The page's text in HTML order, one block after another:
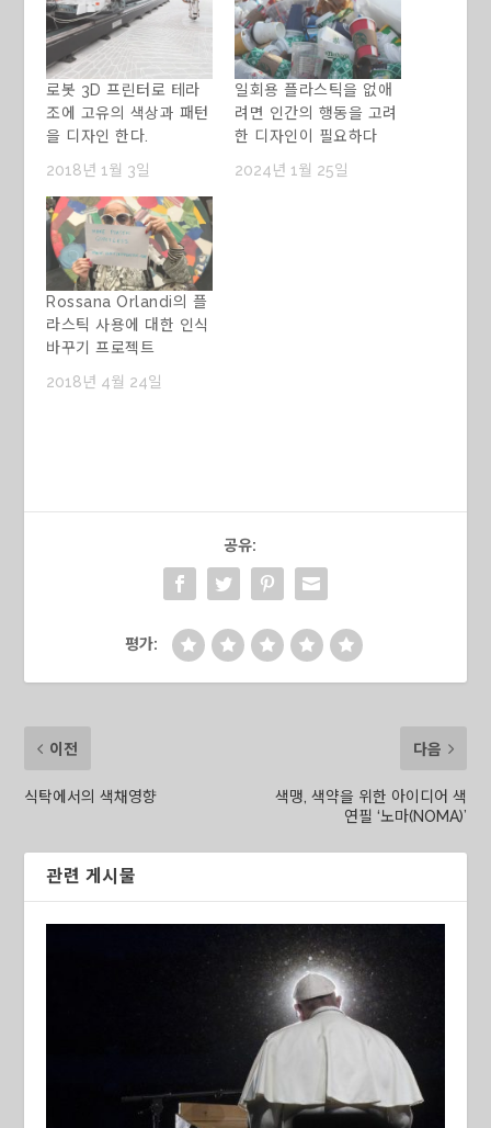
로봇 3D 프린터로 테라
조에 고유의 색상과 패턴
을 디자인 한다.
2018년 1월 3일
일회용 플라스틱을 없애
려면 인간의 행동을 고려
한 디자인이 필요하다
2024년 1월 25일
Rossana Orlandi의 플
라스틱 사용에 대한 인식
바꾸기 프로젝트
2018년 4월 24일
공유:
평가:
이전
식탁에서의 색채영향
다음
색맹, 색약을 위한 아이디어 색
연필 ‘노마(NOMA)’
관련 게시물